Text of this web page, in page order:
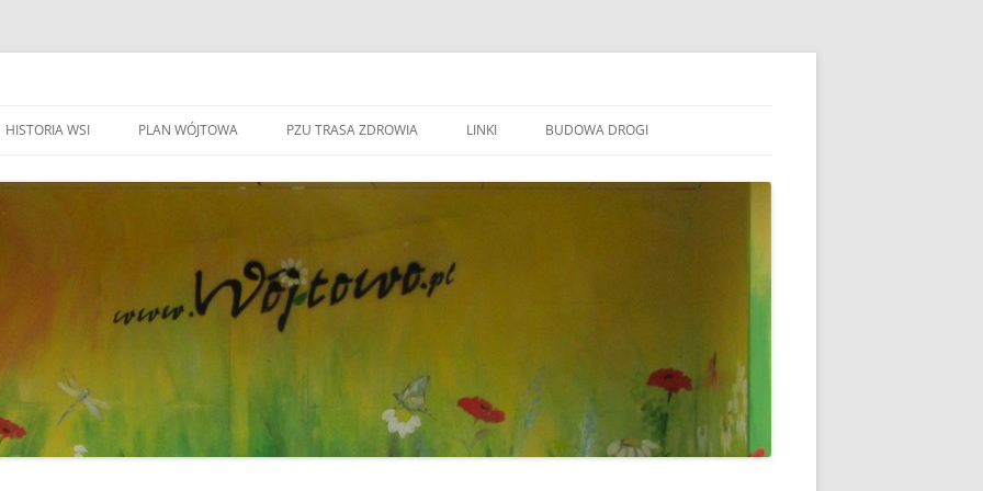
ŚMIECI
HISTORIA WSI
KAPLICZKI I KRZYŻE W WÓJTOWIE
ZWIĄZANI Z WÓJOWEM
BO JESTEM STĄD
PLAN WÓJTOWA PZU TRASA ZDROWIA LINKI
OLSZTYN
GMINA BARCZEWO DYŻURY RADNYCH
BUDOWA DROGI